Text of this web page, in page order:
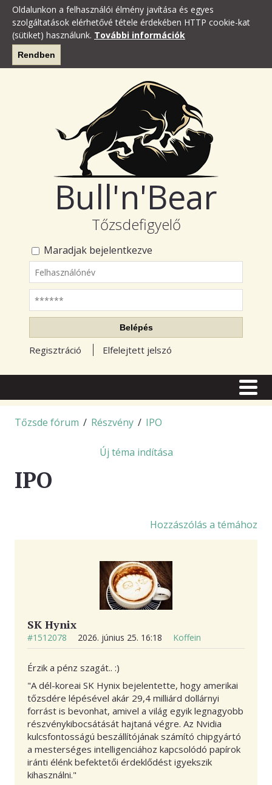
Oldalunkon a felhasználói élmény javítása és egyes
szolgáltatások elérhetővé tétele érdekében HTTP cookie-kat
(sütiket) használunk. További információk
Rendben
Bull'n'Bear
Tőzsdefigyelő
Maradjak bejelentkezve
Felhasználónév
Jelszó
Belépés
Regisztráció Elfelejtett jelszó
CIKKEK
TUDÁSTÁR
ELŐFIZETÉS
Tőzsde fórum / Részvény / IPO
Új téma indítása
IPO
Hozzászólás a témához
SK Hynix
#1512078 2026. június 25. 16:18 Koffein
Érzik a pénz szagát.. :)
"A dél-koreai SK Hynix bejelentette, hogy amerikai
tőzsdére lépésével akár 29,4 milliárd dollárnyi
forrást is bevonhat, amivel a világ egyik legnagyobb
részvénykibocsátását hajtaná végre. Az Nvidia
kulcsfontosságú beszállítójának számító chipgyártó
a mesterséges intelligenciához kapcsolódó papírok
iránti élénk befektetői érdeklődést igyekszik
kihasználni."